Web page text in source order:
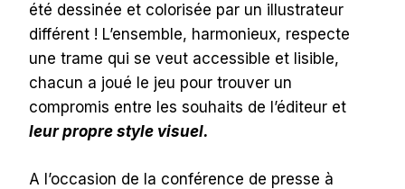
été dessinée et colorisée par un illustrateur
différent ! L’ensemble, harmonieux, respecte
une trame qui se veut accessible et lisible,
chacun a joué le jeu pour trouver un
compromis entre les souhaits de l’éditeur et
leur propre style visuel.
A l’occasion de la conférence de presse à